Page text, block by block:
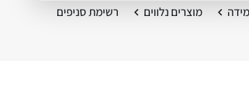
מוצרים נלווים רשימת סניפים